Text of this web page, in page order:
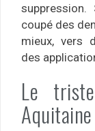
coupé des
mieux, vers
des
Le
Aquitaine